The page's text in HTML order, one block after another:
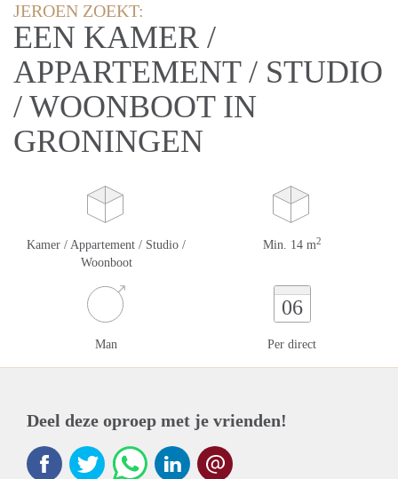
JEROEN ZOEKT:
EEN KAMER /
APPARTEMENT / STUDIO
/ WOONBOOT IN
GRONINGEN
Kamer / Appartement / Studio /
Woonboot
Min. 14 m2
Man
06
Per direct
Deel deze oproep met je vrienden!